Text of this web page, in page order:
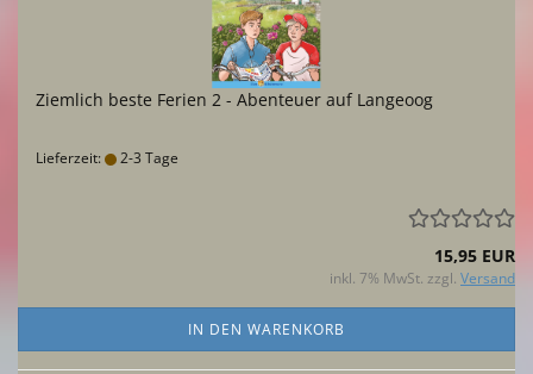
Ziemlich beste Ferien 2 - Abenteuer auf Langeoog
Lieferzeit: 2-3 Tage
15,95 EUR
inkl. 7% MwSt. zzgl. Versand
IN DEN WARENKORB